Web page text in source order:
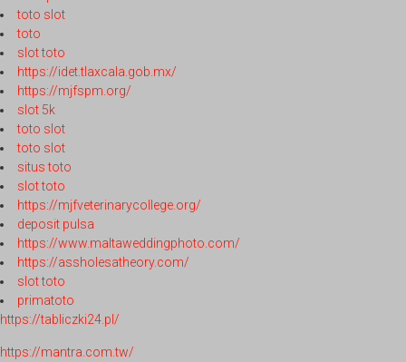
toto slot
toto
slot toto
https://idet.tlaxcala.gob.mx/
https://mjfspm.org/
slot 5k
toto slot
toto slot
situs toto
slot toto
https://mjfveterinarycollege.org/
deposit pulsa
https://www.maltaweddingphoto.com/
https://assholesatheory.com/
slot toto
primatoto
https://tabliczki24.pl/
https://mantra.com.tw/